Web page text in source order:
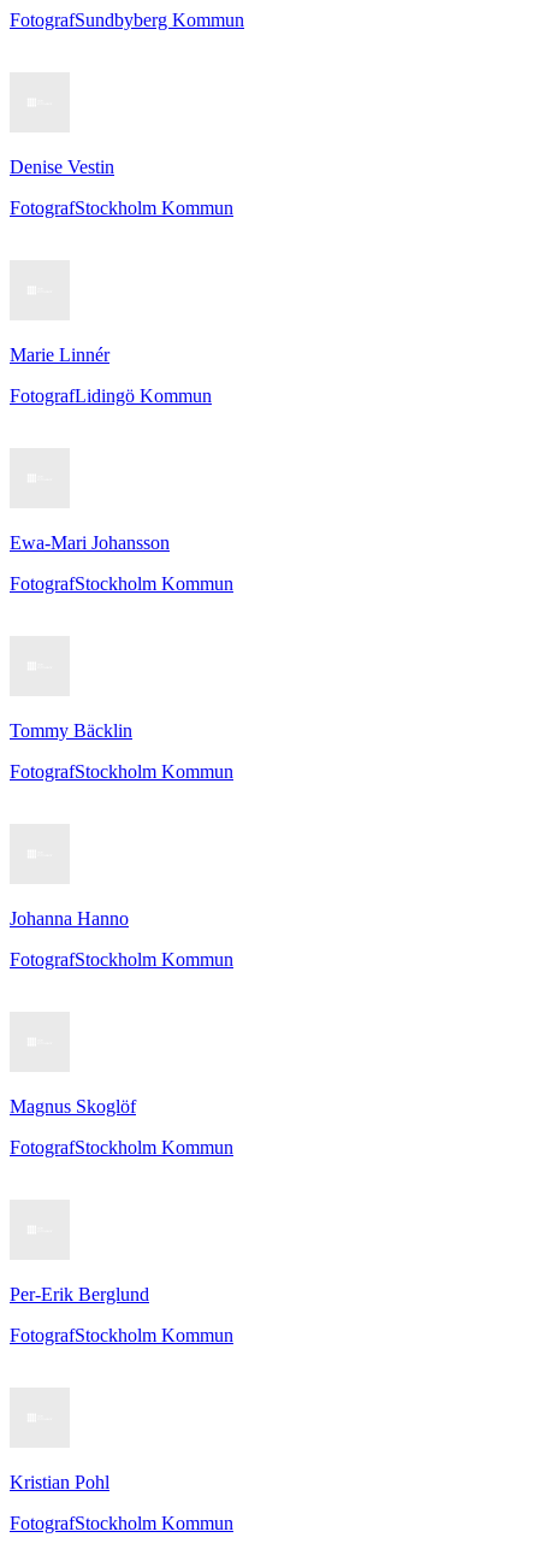
FotografSundbyberg Kommun
Denise Vestin
FotografStockholm Kommun
Marie Linnér
FotografLidingö Kommun
Ewa-Mari Johansson
FotografStockholm Kommun
Tommy Bäcklin
FotografStockholm Kommun
Johanna Hanno
FotografStockholm Kommun
Magnus Skoglöf
FotografStockholm Kommun
Per-Erik Berglund
FotografStockholm Kommun
Kristian Pohl
FotografStockholm Kommun